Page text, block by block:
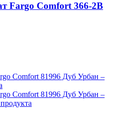
Fargo Comfort 366-2B